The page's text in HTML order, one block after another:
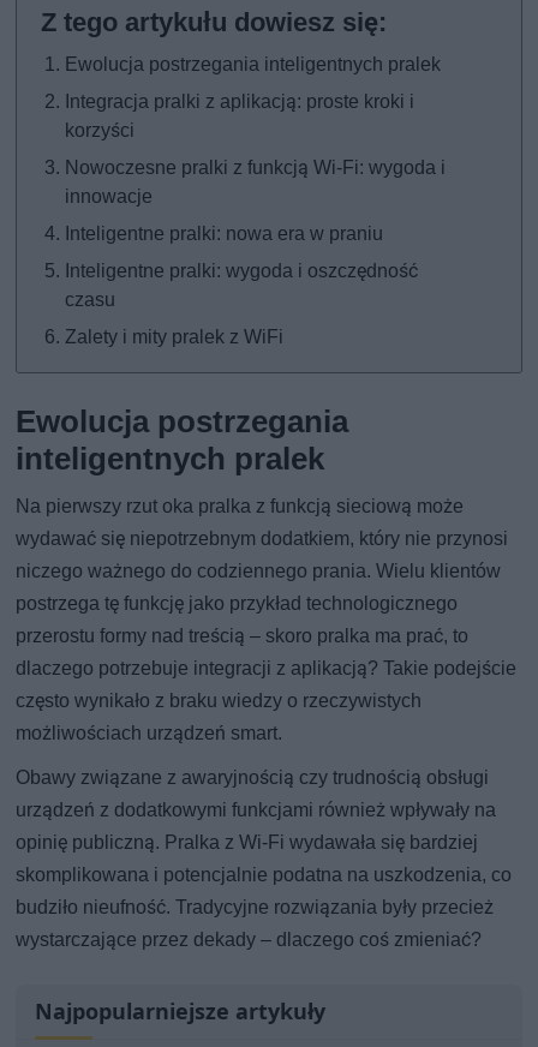
Ewolucja postrzegania inteligentnych pralek
Integracja pralki z aplikacją: proste kroki i
korzyści
Nowoczesne pralki z funkcją Wi-Fi: wygoda i
innowacje
Inteligentne pralki: nowa era w praniu
Inteligentne pralki: wygoda i oszczędność
czasu
Zalety i mity pralek z WiFi
Ewolucja postrzegania
inteligentnych pralek
Na pierwszy rzut oka pralka z funkcją sieciową może
wydawać się niepotrzebnym dodatkiem, który nie przynosi
niczego ważnego do codziennego prania. Wielu klientów
postrzega tę funkcję jako przykład technologicznego
przerostu formy nad treścią – skoro pralka ma prać, to
dlaczego potrzebuje integracji z aplikacją? Takie podejście
często wynikało z braku wiedzy o rzeczywistych
możliwościach urządzeń smart.
Obawy związane z awaryjnością czy trudnością obsługi
urządzeń z dodatkowymi funkcjami również wpływały na
opinię publiczną. Pralka z Wi-Fi wydawała się bardziej
skomplikowana i potencjalnie podatna na uszkodzenia, co
budziło nieufność. Tradycyjne rozwiązania były przecież
wystarczające przez dekady – dlaczego coś zmieniać?
Najpopularniejsze artykuły